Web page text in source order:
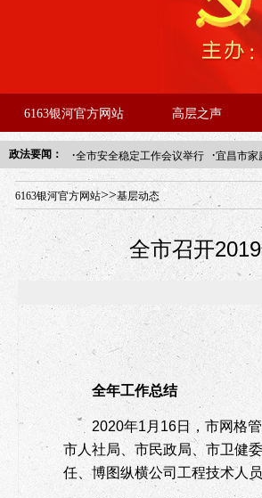
6163银河官方网站 高层之声
政法要闻： ·全市安全稳定工作会议举行 ·宜昌市家
年“招才兴业”事业单位人才引进·北京站
6163银河官方网站>>基层动态
全市召开
全年工作总结
2020年1 月 16日，市网格
市人社局、市民政局、市卫健
任、博图纵横公司工程技术人员